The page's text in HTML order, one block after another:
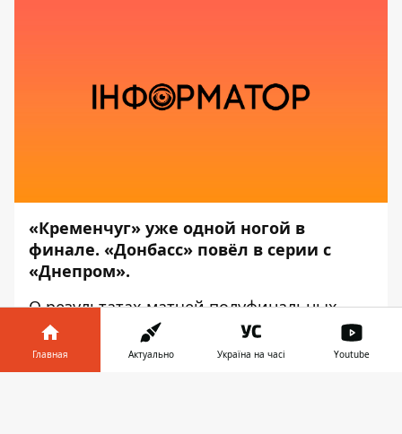
«Кременчуг» уже одной ногой в
финале. «Донбасс» повёл в серии с
«Днепром».
О результатах матчей полуфинальных
серий УХЛ сообщает
Информатор
В понедельник, 28 сентября, после паузы,
Главная Актуально Україна на часі Youtube